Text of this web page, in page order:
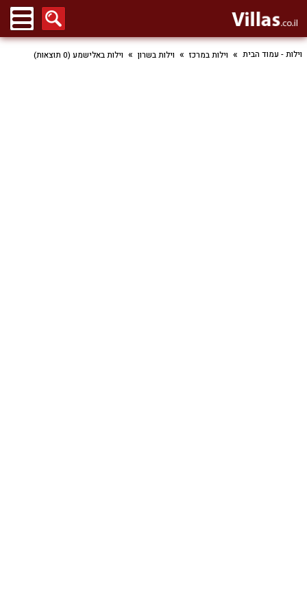
וילות - עמוד הבית וילות במרכז וילות בשרון וילות באלישמע (0 תוצאות)